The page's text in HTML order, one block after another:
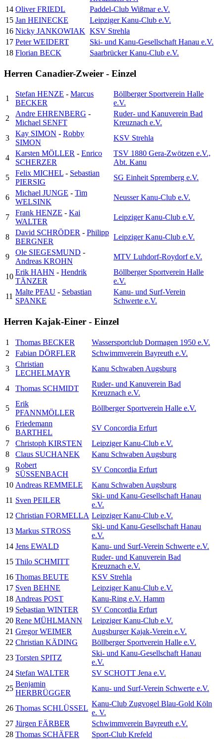
14 Oliver FRIEDL
Paddel-Club Wißmar e.V.
15 Jan HEINECKE
Leipziger Kanu-Club e.V.
16 Nicky JANKOWIAK KSV Strehla
17 Peter WEIDERT
Ski- und Kanu-Gesellschaft Hanau e.V.
18 Florian BECK Saarbrücker Kanu-Club e.V.
Herren Canadier-Zweier - Einzel
1
Stefan HENZE - Marcus
BECKER
Böllberger Sportverein Halle
e.V.
2
Andre EHRENBERG -
Michael SENFT
Ruder- und Kanuverein Bad
Kreuznach e.V.
3
Kay SIMON - Robby
SIMON
KSV Strehla
4
Karsten MÖLLER - Enrico
SCHERZER
TSV 1880 Gera-Zwötzen e.V.,
Abt. Kanu
5
Felix MICHEL - Sebastian
PIERSIG
SG Einheit Spremberg e.V.
6
Michael JUNGE - Tim
WELSINK
Neusser Kanu-Club e.V.
7
Frank HENZE - Kai
WALTER
Leipziger Kanu-Club e.V.
8
David SCHRÖDER - Philipp
BERGNER
Leipziger Kanu-Club e.V.
9
Ole SIEGESMUND -
Andreas KROHN
MTV Luhdorf-Roydorf e.V.
10
Erik HAHN - Hendrik
TÄNZER
Böllberger Sportverein Halle
e.V.
11
Malte PFAU - Sebastian
SPANKE
Kanu- und Surf-Verein
Schwerte e.V.
Herren Kajak-Einer - Einzel
1 Thomas BECKER
Wassersportclub Dormagen 1950 e.V.
2
Fabian DÖRFLER
Schwimmverein Bayreuth e.V.
3
Christian
LECHELMAYR
Kanu Schwaben Augsburg
4 Thomas SCHMIDT
Ruder- und Kanuverein Bad
Kreuznach e.V.
5
Erik
PFANNMÖLLER
Böllberger Sportverein Halle e.V.
6
Friedemann
BARTHEL
SV Concordia Erfurt
7
Christoph KIRSTEN
Leipziger Kanu-Club e.V.
8
Claus SUCHANEK
Kanu Schwaben Augsburg
9
Robert
SÜSSENBACH
SV Concordia Erfurt
10 Andreas REMMELE
Kanu Schwaben Augsburg
11 Sven PEILER
Ski- und Kanu-Gesellschaft Hanau
e.V.
12 Christian FORMELLA Leipziger Kanu-Club e.V.
13 Markus STROSS
Ski- und Kanu-Gesellschaft Hanau
e.V.
14 Jens EWALD
Kanu- und Surf-Verein Schwerte e.V.
15 Thilo SCHMITT
Ruder- und Kanuverein Bad
Kreuznach e.V.
16 Thomas BEUTE
KSV Strehla
17 Sven BEHNE
Leipziger Kanu-Club e.V.
18 Andreas POST
Kanu-Ring e.V. Hamm
19 Sebastian WINTER
SV Concordia Erfurt
20 Rene MÜHLMANN
Leipziger Kanu-Club e.V.
21 Gregor WEIMER
Augsburger Kajak-Verein e.V.
22 Christian KÄDING
Böllberger Sportverein Halle e.V.
23 Torsten SPITZ
Ski- und Kanu-Gesellschaft Hanau
e.V.
24 Stefan WALTER
SV SCHOTT Jena e.V.
25
Benjamin
HERBRÜGGER
Kanu- und Surf-Verein Schwerte e.V.
26 Thomas SCHLÜSSEL
Kanu-Club Zugvogel Blau-Gold Köln
e. V.
27 Jürgen FÄRBER
Schwimmverein Bayreuth e.V.
28 Thomas SCHÄFER
Sport-Club Krefeld